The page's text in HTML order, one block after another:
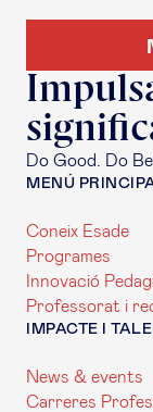
Do Good. Do
MENÚ
Coneix Esade
Programes
Innovació
Professorat i
IMPACTE I
News & events
Carreres